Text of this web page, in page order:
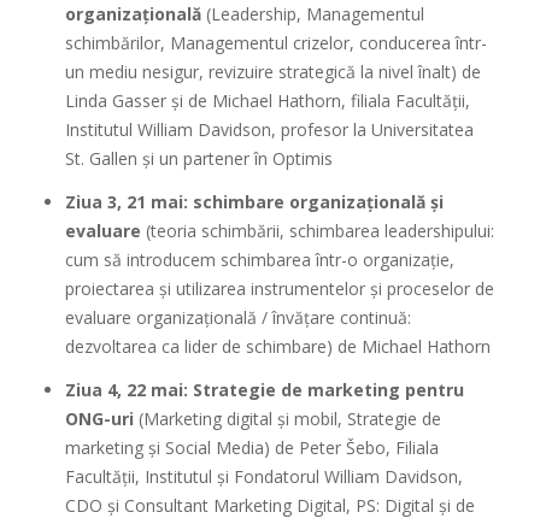
organizațională (Leadership, Managementul
schimbărilor, Managementul crizelor, conducerea într-
un mediu nesigur, revizuire strategică la nivel înalt) de
Linda Gasser și de Michael Hathorn, filiala Facultății,
Institutul William Davidson, profesor la Universitatea
St. Gallen și un partener în Optimis
Ziua 3, 21 mai: schimbare organizațională și
evaluare (teoria schimbării, schimbarea leadershipului:
cum să introducem schimbarea într-o organizație,
proiectarea și utilizarea instrumentelor și proceselor de
evaluare organizațională / învățare continuă:
dezvoltarea ca lider de schimbare) de Michael Hathorn
Ziua 4, 22 mai: Strategie de marketing pentru
ONG-uri (Marketing digital și mobil, Strategie de
marketing și Social Media) de Peter Šebo, Filiala
Facultății, Institutul și Fondatorul William Davidson,
CDO și Consultant Marketing Digital, PS: Digital și de